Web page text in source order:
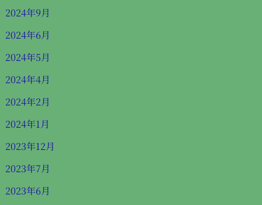
2024年9月
2024年6月
2024年5月
2024年4月
2024年2月
2024年1月
2023年12月
2023年7月
2023年6月